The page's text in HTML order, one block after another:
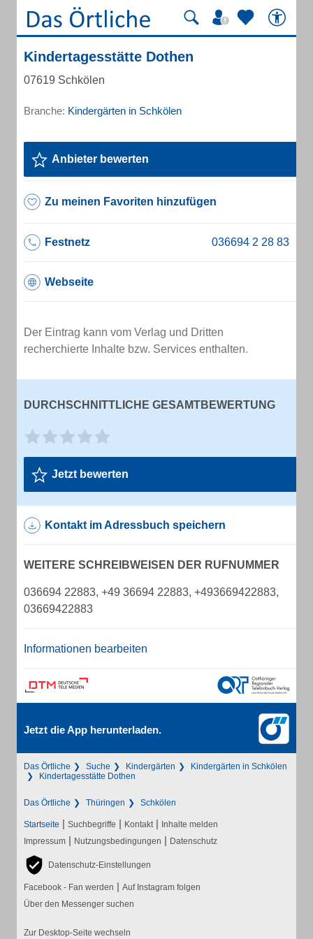
Kindertagesstätte Dothen
07619 Schkölen
Branche: Kindergärten in Schkölen
Anbieter bewerten
Zu meinen Favoriten hinzufügen
Festnetz
Webseite
Der Eintrag kann vom Verlag und Dritten
recherchierte Inhalte bzw. Services enthalten.
DURCHSCHNITTLICHE GESAMTBEWERTUNG
Jetzt bewerten
Kontakt im Adressbuch speichern
WEITERE SCHREIBWEISEN DER RUFNUMMER
036694 22883, +49 36694 22883, +493669422883,
03669422883
Informationen bearbeiten
Jetzt die App herunterladen.
Das Örtliche Suche Kindergärten
Kindergärten in Schkölen
Kindertagesstätte Dothen
Das Örtliche Thüringen Schkölen
Startseite | Suchbegriffe | Kontakt | Inhalte melden
Impressum | Nutzungsbedingungen | Datenschutz
Datenschutz-Einstellungen
Facebook - Fan werden | Auf Instagram folgen
Über den Messenger suchen
Zur Desktop-Seite wechseln